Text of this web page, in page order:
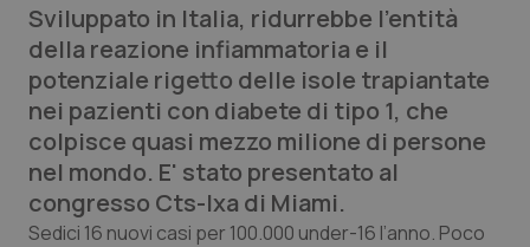
Lettere al direttore
Edizioni Regionali
QS Pro
Professionisti Sanitari.AI
Sviluppato in Italia, ridurrebbe l’entità
della reazione infiammatoria e il
potenziale rigetto delle isole trapiantate
nei pazienti con diabete di tipo 1, che
colpisce quasi mezzo milione di persone
nel mondo. E' stato presentato al
congresso Cts-Ixa di Miami.
Sedici 16 nuovi casi per 100.000 under-16 l’anno. Poco